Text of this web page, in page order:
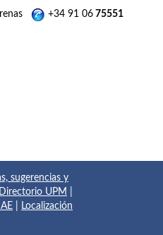
+34 91 06 75551
sugerencias y
Directorio UPM
Localización